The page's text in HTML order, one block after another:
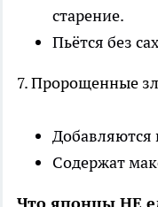
старение.
Пьётся без
7. Пророщенные
Добавляются
Содержат
Что японцы НЕ